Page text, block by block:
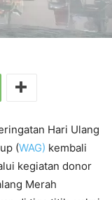
Hari Ulang
(WAG) kembali
kegiatan donor
Merah